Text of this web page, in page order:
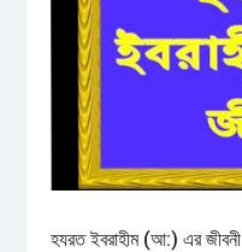
হযরত ইবরাহীম (আ:) এর জীবনী